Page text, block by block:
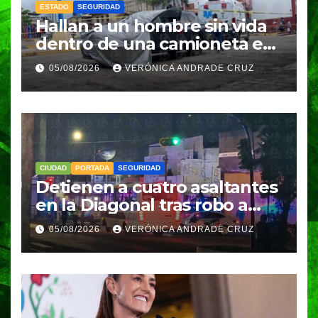
ESTADO SEGURIDAD
Hallan a un hombre sin vida
dentro de una camioneta en
Tenampulco; investigan
homicidio
05/08/2026 VERÓNICA ANDRADE CRUZ
CIUDAD PORTADA SEGURIDAD
Detienen a cuatro asaltantes
en la Diagonal tras robo a
Coppel en el Centro de
Puebla; recuperan celulares
y aseguran un arma
05/08/2026 VERÓNICA ANDRADE CRUZ